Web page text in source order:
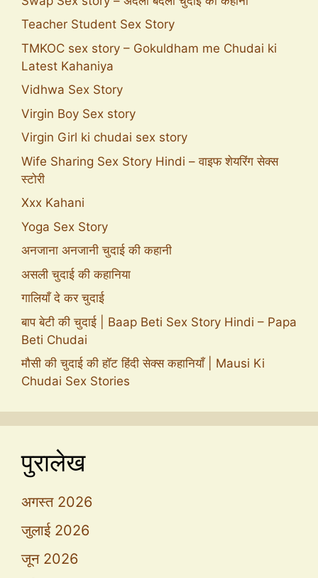
Teacher Student Sex Story
TMKOC sex story – Gokuldham me Chudai ki
Latest Kahaniya
Vidhwa Sex Story
Virgin Boy Sex story
Virgin Girl ki chudai sex story
Wife Sharing Sex Story Hindi – वाइफ शेयरिंग सेक्स
स्टोरी
Xxx Kahani
Yoga Sex Story
अनजाना अनजानी चुदाई की कहानी
असली चुदाई की कहानिया
गालियाँ दे कर चुदाई
बाप बेटी की चुदाई | Baap Beti Sex Story Hindi – Papa
Beti Chudai
मौसी की चुदाई की हॉट हिंदी सेक्स कहानियाँ | Mausi Ki
Chudai Sex Stories
पुरालेख
अगस्त 2026
जुलाई 2026
जून 2026